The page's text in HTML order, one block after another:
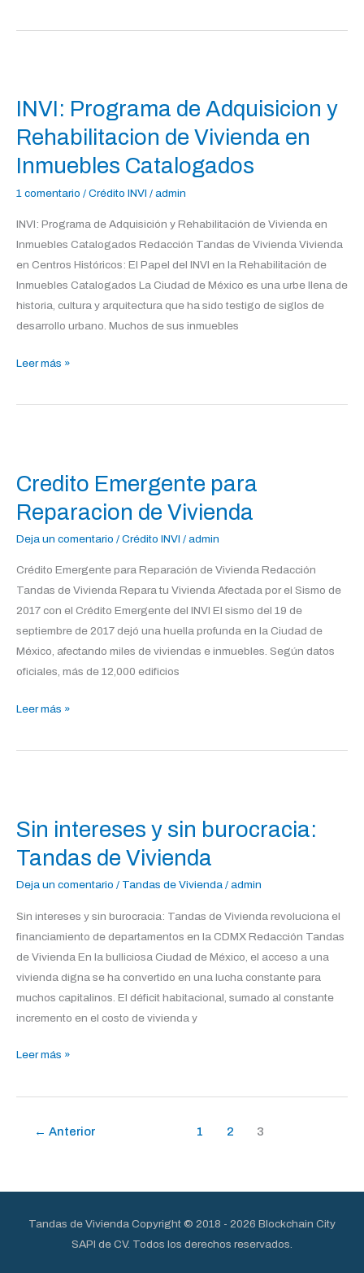
INVI: Programa de Adquisicion y
Rehabilitacion de Vivienda en
Inmuebles Catalogados
1 comentario / Crédito INVI / admin
INVI: Programa de Adquisición y Rehabilitación de Vivienda en
Inmuebles Catalogados Redacción Tandas de Vivienda Vivienda
en Centros Históricos: El Papel del INVI en la Rehabilitación de
Inmuebles Catalogados La Ciudad de México es una urbe llena de
historia, cultura y arquitectura que ha sido testigo de siglos de
desarrollo urbano. Muchos de sus inmuebles
de
Adquisicion
y
Rehabilitacion
de
en
Inmuebles
Catalogados
Leer más »
Credito Emergente para
Reparacion de Vivienda
Deja un comentario / Crédito INVI / admin
Crédito Emergente para Reparación de Vivienda Redacción
Tandas de Vivienda Repara tu Vivienda Afectada por el Sismo de
2017 con el Crédito Emergente del INVI El sismo del 19 de
septiembre de 2017 dejó una huella profunda en la Ciudad de
México, afectando miles de viviendas e inmuebles. Según datos
oficiales, más de 12,000 edificios
para
Reparacion
de
Vivienda
Leer más »
Sin intereses y sin burocracia:
Tandas de Vivienda
Deja un comentario / Tandas de Vivienda / admin
Sin intereses y sin burocracia: Tandas de Vivienda revoluciona el
financiamiento de departamentos en la CDMX Redacción Tandas
de Vivienda En la bulliciosa Ciudad de México, el acceso a una
vivienda digna se ha convertido en una lucha constante para
muchos capitalinos. El déficit habitacional, sumado al constante
incremento en el costo de vivienda y
y
sin
burocracia:
Tandas
de
Vivienda
Leer más »
← Anterior 1 2 3
Tandas de Vivienda Copyright © 2018 - 2026 Blockchain City
SAPI de CV. Todos los derechos reservados.